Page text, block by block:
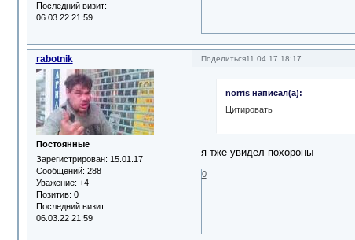
Последний визит:
06.03.22 21:59
Поделиться11.04.17 18:17
rabotnik
Постоянные
Зарегистрирован: 15.01.17
Сообщений: 288
Уважение: +4
Позитив: 0
Последний визит:
06.03.22 21:59
norris написал(а):
Цитировать
я тже увидел похороны
0